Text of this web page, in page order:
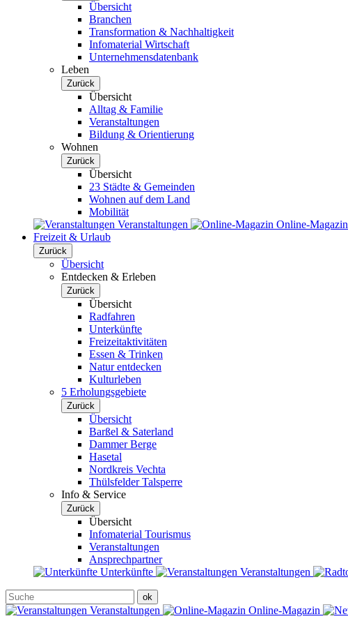
Übersicht
Branchen
Transformation & Nachhaltigkeit
Infomaterial Wirtschaft
Unternehmensdatenbank
Leben
Zurück
Übersicht
Alltag & Familie
Veranstaltungen
Bildung & Orientierung
Wohnen
Zurück
Übersicht
23 Städte & Gemeinden
Wohnen auf dem Land
Mobilität
Veranstaltungen
Online-Magazin
Freizeit & Urlaub
Zurück
Übersicht
Entdecken & Erleben
Zurück
Übersicht
Radfahren
Unterkünfte
Freizeitaktivitäten
Essen & Trinken
Natur entdecken
Kulturleben
5 Erholungsgebiete
Zurück
Übersicht
Barßel & Saterland
Dammer Berge
Hasetal
Nordkreis Vechta
Thülsfelder Talsperre
Info & Service
Zurück
Übersicht
Infomaterial Tourismus
Veranstaltungen
Ansprechpartner
Unterkünfte
Veranstaltungen
Veranstaltungen Online-Magazin